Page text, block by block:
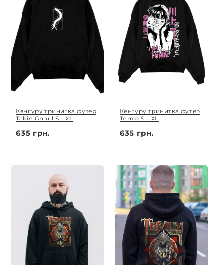
Кенгуру тринитка футер
Tokio Ghoul S - XL
635 грн.
Кенгуру тринитка футер
Tomie S - XL
635 грн.